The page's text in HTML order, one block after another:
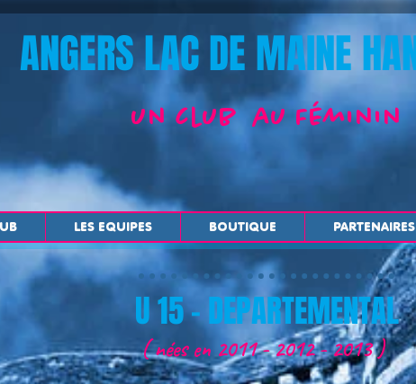
ANGERS LAC DE MAINE
un club au Féminin
LES EQUIPES BOUTIQUE PARTENAIRES
U 15 - DEPARTEMENTAL
( nées en 2011 - 2012 - 2013 )